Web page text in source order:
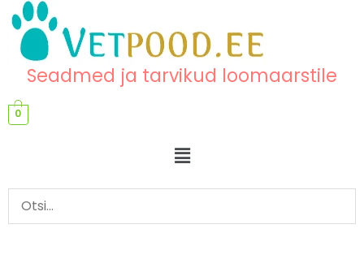
content
content
Seadmed ja tarvikud loomaarstile
0
Menu